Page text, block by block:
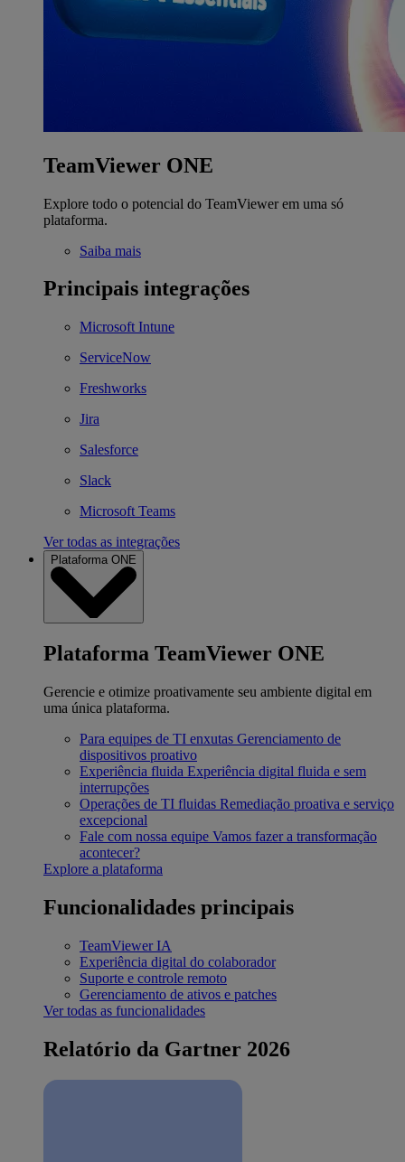
TeamViewer ONE
Explore todo o potencial do TeamViewer em uma só
plataforma.
Saiba mais
Principais integrações
Microsoft Intune
ServiceNow
Freshworks
Jira
Salesforce
Slack
Microsoft Teams
Ver todas as integrações
Plataforma ONE
Plataforma TeamViewer ONE
Gerencie e otimize proativamente seu ambiente digital em
uma única plataforma.
Para equipes de TI enxutas Gerenciamento de
dispositivos proativo
Experiência fluida Experiência digital fluida e sem
interrupções
Operações de TI fluidas Remediação proativa e serviço
excepcional
Fale com nossa equipe Vamos fazer a transformação
acontecer?
Explore a plataforma
Funcionalidades principais
TeamViewer IA
Experiência digital do colaborador
Suporte e controle remoto
Gerenciamento de ativos e patches
Ver todas as funcionalidades
Relatório da Gartner 2026